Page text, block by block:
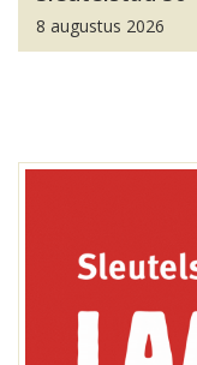
8 augustus 2026